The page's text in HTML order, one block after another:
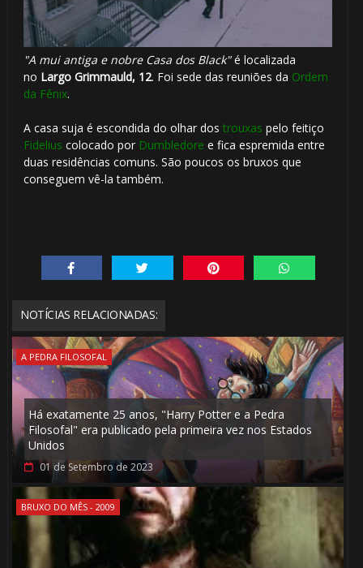
"A mui antiga e nobre Casa dos Black"é localizada
no Largo Grimmauld, 12. Foi sede das reuniões da Ordem
da Fênix.
A casa suja é escondida do olhar dos trouxas pelo feitiço
Fidelius colocado por Dumbledore e fica espremida entre
duas residências comuns. São poucos os bruxos que
conseguem vê-la também.
NOTÍCIAS RELACIONADAS:
A PEDRA FILOSOFAL
Há exatamente 25 anos, "Harry Potter e a Pedra
Filosofal" era publicado pela primeira vez nos Estados
Unidos
01 de Setembro de 2023
BRUXO DO MÊS - 2009